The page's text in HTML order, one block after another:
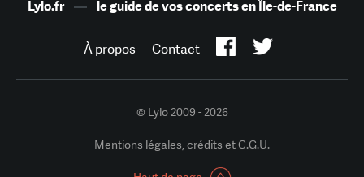
Lylo.fr— le guide de vos concerts en Île-de-France
À propos Contact
© Lylo 2009 - 2026
Mentions légales, crédits et C.G.U.